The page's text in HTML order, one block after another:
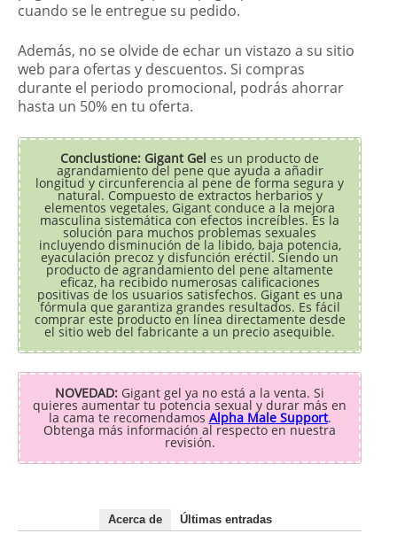
cuando se le entregue su pedido.
Además, no se olvide de echar un vistazo a su sitio
web para ofertas y descuentos. Si compras
durante el periodo promocional, podrás ahorrar
hasta un 50% en tu oferta.
Conclustione: Gigant Gel es un producto de
agrandamiento del pene que ayuda a añadir
longitud y circunferencia al pene de forma segura y
natural. Compuesto de extractos herbarios y
elementos vegetales, Gigant conduce a la mejora
masculina sistemática con efectos increíbles. Es la
solución para muchos problemas sexuales
incluyendo disminución de la libido, baja potencia,
eyaculación precoz y disfunción eréctil. Siendo un
producto de agrandamiento del pene altamente
eficaz, ha recibido numerosas calificaciones
positivas de los usuarios satisfechos. Gigant es una
fórmula que garantiza grandes resultados. Es fácil
comprar este producto en línea directamente desde
el sitio web del fabricante a un precio asequible.
NOVEDAD: Gigant gel ya no está a la venta. Si
quieres aumentar tu potencia sexual y durar más en
la cama te recomendamos Alpha Male Support.
Obtenga más información al respecto en nuestra
revisión.
Acerca de Últimas entradas